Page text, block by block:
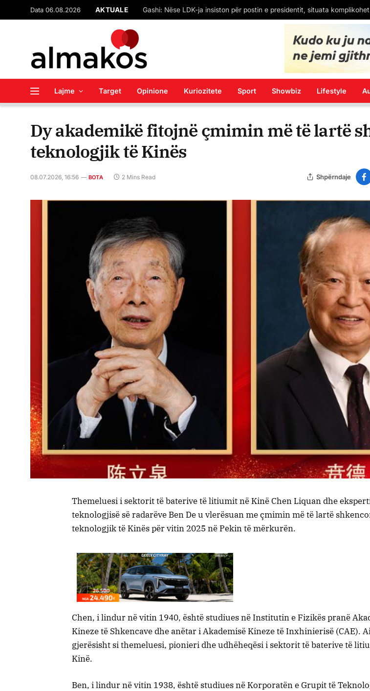
Data 06.08.2026 AKTUALE
Lajme Target Opinione Kuriozitete Sport Showbiz Lifestyle
Dy akademikë fitojnë çmimin më të lartë
teknologjik të Kinës
08.07.2026, 16:56 BOTA 2 Mins Read Shpërndaje
Themeluesi i sektorit të baterive të litiumit në Kinë Chen Liquan dhe
teknologjisë së radarëve Ben De u vlerësuan me çmimin më të lartë
teknologjik të Kinës për vitin 2025 në Pekin të mërkurën.
Chen, i lindur në vitin 1940, është studiues në Institutin e Fizikës pranë
Kineze të Shkencave dhe anëtar i Akademisë Kineze të Inxhinierisë (CAE).
gjerësisht si themeluesi, pionieri dhe udhëheqësi i sektorit të baterive të
Kinë.
Ben, i lindur në vitin 1938, është studiues në Korporatën e Grupit të